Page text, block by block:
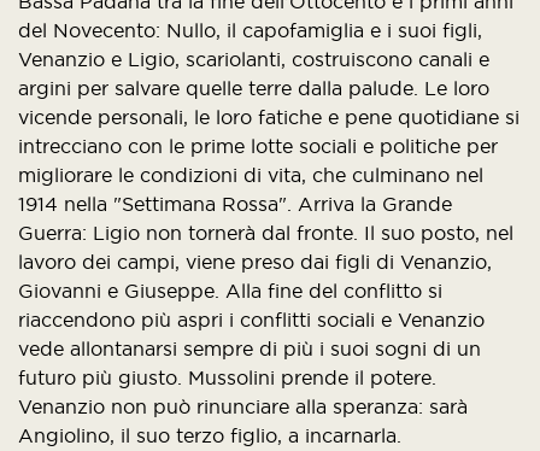
del Novecento: Nullo, il capofamiglia e i suoi figli,
Venanzio e Ligio, scariolanti, costruiscono canali e
argini per salvare quelle terre dalla palude. Le loro
vicende personali, le loro fatiche e pene quotidiane si
intrecciano con le prime lotte sociali e politiche per
migliorare le condizioni di vita, che culminano nel
1914 nella "Settimana Rossa". Arriva la Grande
Guerra: Ligio non tornerà dal fronte. Il suo posto, nel
lavoro dei campi, viene preso dai figli di Venanzio,
Giovanni e Giuseppe. Alla fine del conflitto si
riaccendono più aspri i conflitti sociali e Venanzio
vede allontanarsi sempre di più i suoi sogni di un
futuro più giusto. Mussolini prende il potere.
Venanzio non può rinunciare alla speranza: sarà
Angiolino, il suo terzo figlio, a incarnarla.